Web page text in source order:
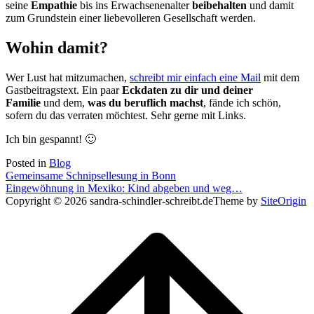
seine Empathie bis ins Erwachsenenalterbeibehalten und damit
zum Grundstein einer liebevolleren Gesellschaft werden.
Wohin damit?
Wer Lust hat mitzumachen, schreibt mir einfach eine Mail mit dem
Gastbeitragstext. Ein paarEckdaten zu dir und deiner
Familie und dem, was du beruflich machst, fände ich schön,
sofern du das verraten möchtest. Sehr gerne mit Links.
Ich bin gespannt! 🙂
Posted in Blog
Post
navigation
Gemeinsame Schnipsellesung in Bonn
Eingewöhnung in Mexiko: Kind abgeben und weg…
Copyright © 2026 sandra-schindler-schreibt.deTheme by SiteOrigin